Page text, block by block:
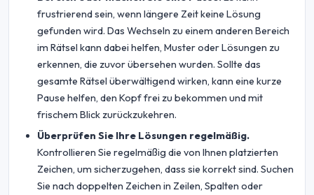
frustrierend sein, wenn längere Zeit keine Lösung
gefunden wird. Das Wechseln zu einem anderen Bereich
im Rätsel kann dabei helfen, Muster oder Lösungen zu
erkennen, die zuvor übersehen wurden. Sollte das
gesamte Rätsel überwältigend wirken, kann eine kurze
Pause helfen, den Kopf frei zu bekommen und mit
frischem Blick zurückzukehren.
Überprüfen Sie Ihre Lösungen regelmäßig.
Kontrollieren Sie regelmäßig die von Ihnen platzierten
Zeichen, um sicherzugehen, dass sie korrekt sind. Suchen
Sie nach doppelten Zeichen in Zeilen, Spalten oder